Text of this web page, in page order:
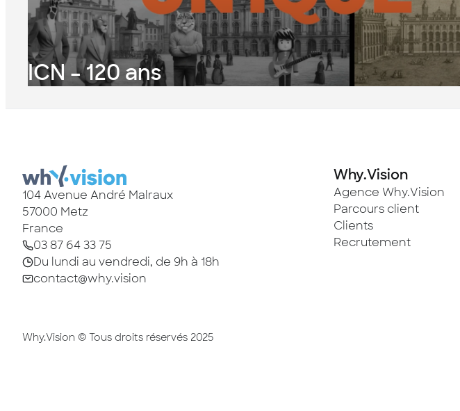
ICN – 120 ans
104 Avenue André Malraux
57000 Metz
France
03 87 64 33 75
Du lundi au vendredi, de 9h à 18h
contact@why.vision
Why.Vision
Agence Why.Vision
Parcours client
Clients
Recrutement
Why.Vision © Tous droits réservés 2025